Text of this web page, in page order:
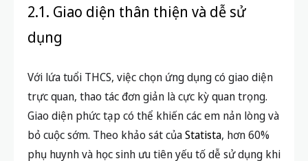
2.1. Giao diện thân thiện và dễ sử
dụng
Với lứa tuổi THCS, việc chọn ứng dụng có giao diện
trực quan, thao tác đơn giản là cực kỳ quan trọng.
Giao diện phức tạp có thể khiến các em nản lòng và
bỏ cuộc sớm. Theo khảo sát củaStatista, hơn 60%
phụ huynh và học sinh ưu tiên yếu tố dễ sử dụng khi